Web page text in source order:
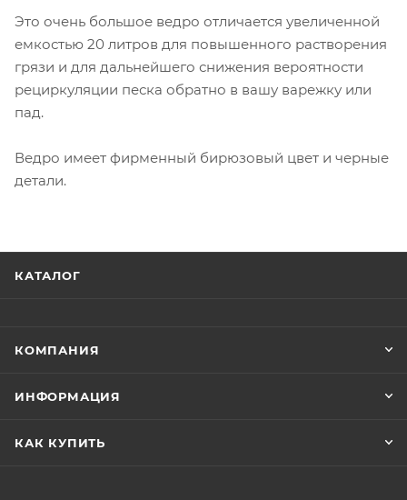
Это очень большое ведро отличается увеличенной
емкостью 20 литров для повышенного растворения
грязи и для дальнейшего снижения вероятности
рециркуляции песка обратно в вашу варежку или
пад.
Ведро имеет фирменный бирюзовый цвет и черные
детали.
КАТАЛОГ
КОМПАНИЯ
ИНФОРМАЦИЯ
КАК КУПИТЬ